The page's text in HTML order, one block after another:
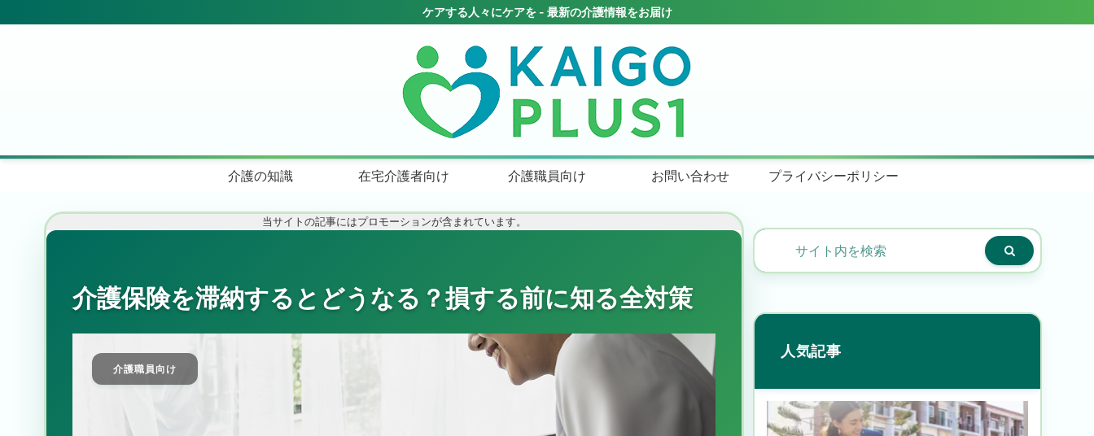
介護の知識 在宅介護者向け 介護職員向け お問い合わせ プライバシーポリシー
当サイトの記事にはプロモーションが含まれています。
介護保険を滞納するとどうなる？損する前に知る全対策
介護職員向け
人気記事